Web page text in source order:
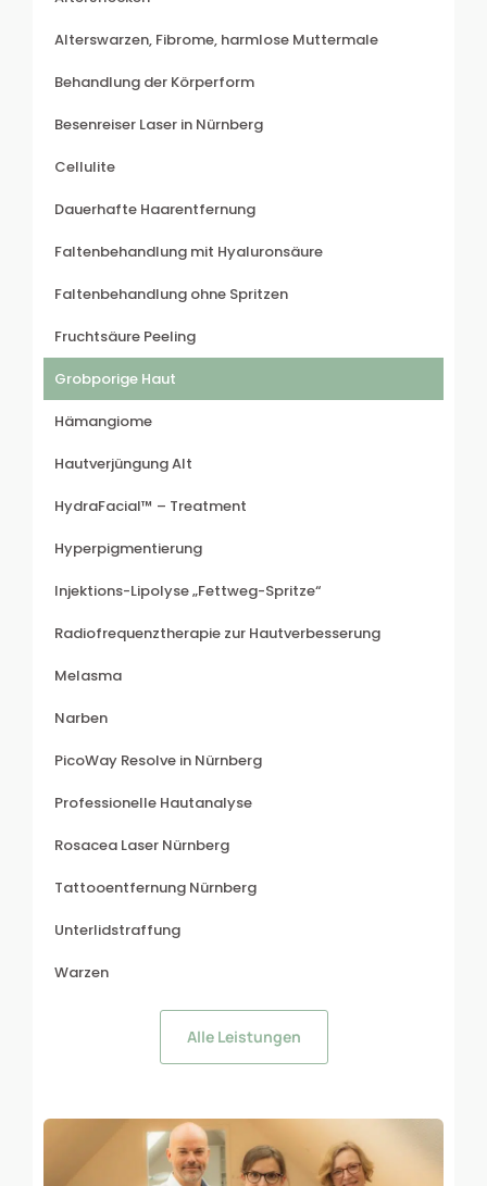
Alterswarzen, Fibrome, harmlose Muttermale
Behandlung der Körperform
Besenreiser Laser in Nürnberg
Cellulite
Dauerhafte Haarentfernung
Faltenbehandlung mit Hyaluronsäure
Faltenbehandlung ohne Spritzen
Fruchtsäure Peeling
Grobporige Haut
Hämangiome
Hautverjüngung Alt
HydraFacial™ – Treatment
Hyperpigmentierung
Injektions-Lipolyse „Fettweg-Spritze“
Radiofrequenztherapie zur Hautverbesserung
Melasma
Narben
PicoWay Resolve in Nürnberg
Professionelle Hautanalyse
Rosacea Laser Nürnberg
Tattooentfernung Nürnberg
Unterlidstraffung
Warzen
Alle Leistungen